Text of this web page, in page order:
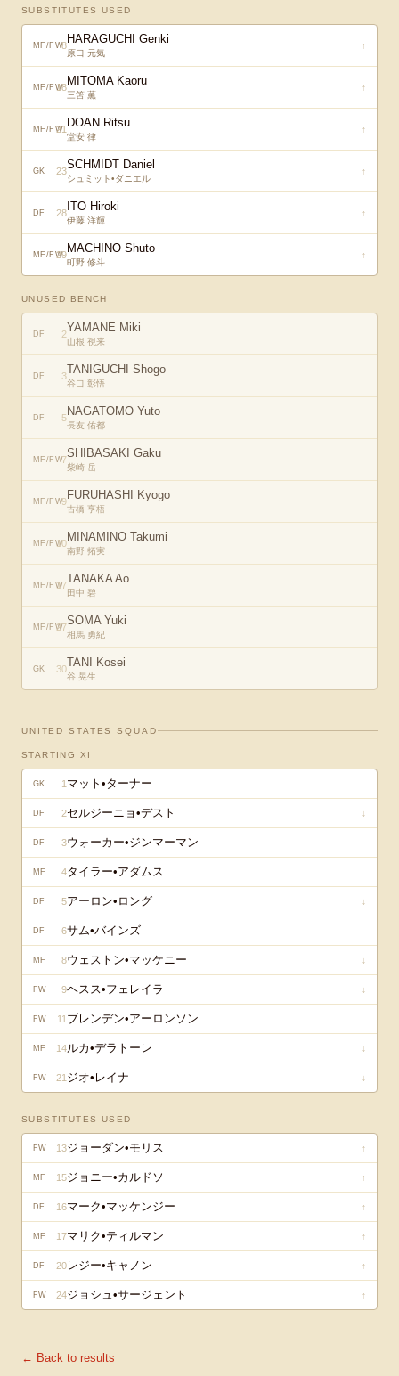
SUBSTITUTES USED
MF/FW8HARAGUCHI Genki
原口 元気
↑
MF/FW
18MITOMA Kaoru
三笘 薫
↑
MF/FW
21 DOAN Ritsu
堂安 律
↑
GK 23SCHMIDT Daniel
シュミット•ダニエル
↑
DF 28 ITO Hiroki
伊藤 洋輝
↑
MF/FW
29MACHINO Shuto
町野 修斗
↑
UNUSED BENCH
DF 2YAMANE Miki
山根 視来
DF 3TANIGUCHI Shogo
谷口 彰悟
DF 5NAGATOMO Yuto
長友 佑都
MF/FW7SHIBASAKI Gaku
柴崎 岳
MF/FW9FURUHASHI Kyogo
古橋 亨梧
MF/FW
10MINAMINO Takumi
南野 拓実
MF/FW
17TANAKA Ao
田中 碧
MF/FW
27SOMA Yuki
相馬 勇紀
GK 30TANI Kosei
谷 晃生
UNITED STATES SQUAD
STARTING XI
GK 1 マット•ターナー
DF 2セルジーニョ•デスト ↓
DF 3ウォーカー•ジンマーマン
MF 4タイラー•アダムス
DF 5アーロン•ロング ↓
DF 6サム•バインズ
MF 8ウェストン•マッケニー ↓
FW 9ヘスス•フェレイラ ↓
FW 11 ブレンデン•アーロンソン
MF 14ルカ•デラトーレ ↓
FW 21 ジオ•レイナ ↓
SUBSTITUTES USED
FW 13ジョーダン•モリス ↑
MF 15ジョニー•カルドソ ↑
DF 16マーク•マッケンジー ↑
MF 17マリク•ティルマン ↑
DF 20レジー•キャノン ↑
FW 24ジョシュ•サージェント ↑
← Back to results